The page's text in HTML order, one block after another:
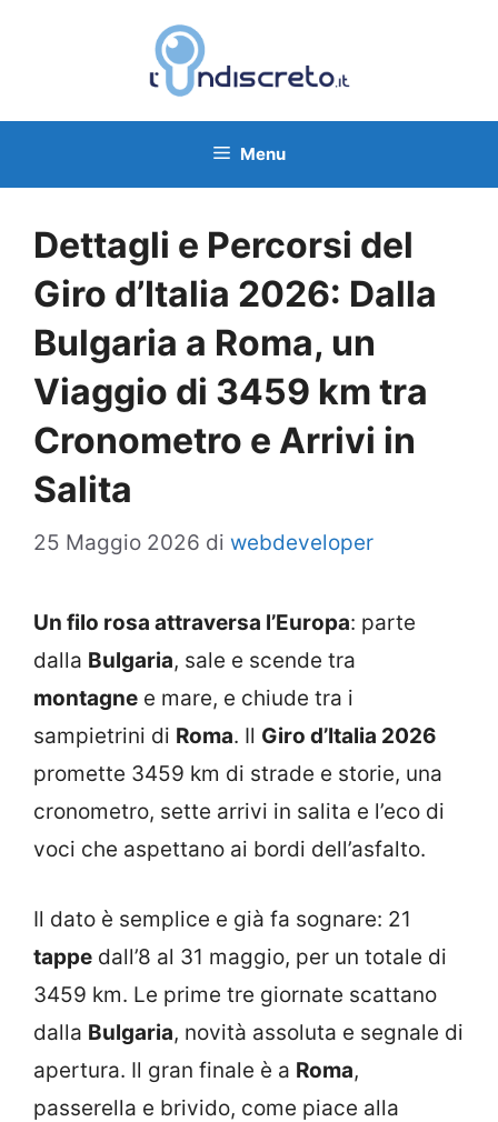
Menu
Dettagli e Percorsi del
Giro d’Italia 2026: Dalla
Bulgaria a Roma, un
Viaggio di 3459 km tra
Cronometro e Arrivi in
Salita
25 Maggio 2026 di webdeveloper
Un filo rosa attraversa l’Europa: parte
dalla Bulgaria, sale e scende tra
montagne e mare, e chiude tra i
sampietrini di Roma. Il Giro d’Italia 2026
promette 3459 km di strade e storie, una
cronometro, sette arrivi in salita e l’eco di
voci che aspettano ai bordi dell’asfalto.
Il dato è semplice e già fa sognare: 21
tappe dall’8 al 31 maggio, per un totale di
3459 km. Le prime tre giornate scattano
dalla Bulgaria, novità assoluta e segnale di
apertura. Il gran finale è a Roma,
passerella e brivido, come piace alla